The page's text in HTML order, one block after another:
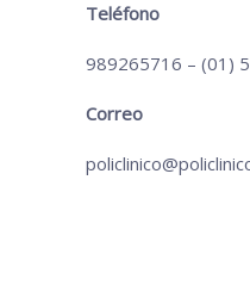
Teléfono
989265716 – (01)
Correo